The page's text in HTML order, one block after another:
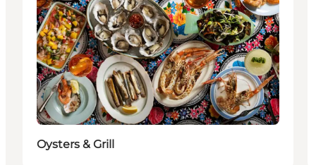
Oysters & Grill